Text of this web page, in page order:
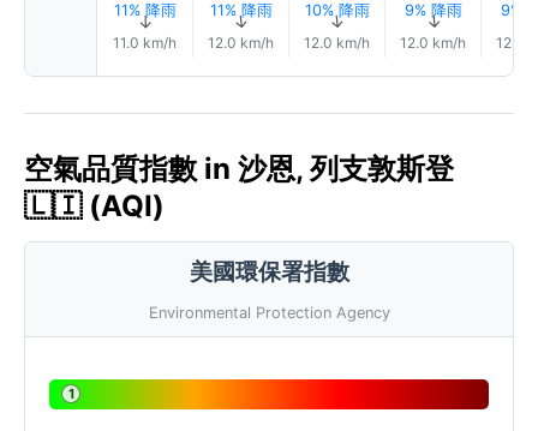
11% 降雨
↑
11.0 km/h
11% 降雨
↑
12.0 km/h
10% 降雨
↑
12.0 km/h
9% 降雨
↑
12.0 km/h
9%
12.0
空氣品質指數 in 沙恩, 列支敦斯登
🇱🇮 (AQI)
美國環保署指數
Environmental Protection Agency
1